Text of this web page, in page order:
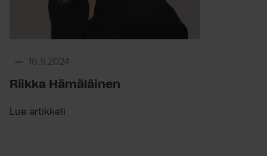
16.9.2024
Riikka Hämäläinen
Lue artikkeli